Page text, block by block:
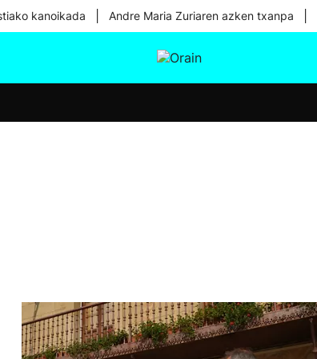
kanoikada Andre Maria Zuriaren azken txanpa